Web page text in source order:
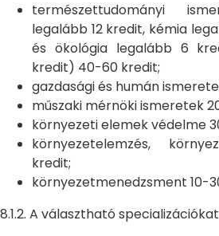
természettudományi
legalább 12 kredit, kémia
és ökológia legalább 6
kredit) 40-60 kredit;
gazdasági és humán
műszaki mérnöki ismeretek
környezeti elemek védelme
környezetelemzés,
kredit;
környezetmenedzsment 10-
8.1.2. A választható